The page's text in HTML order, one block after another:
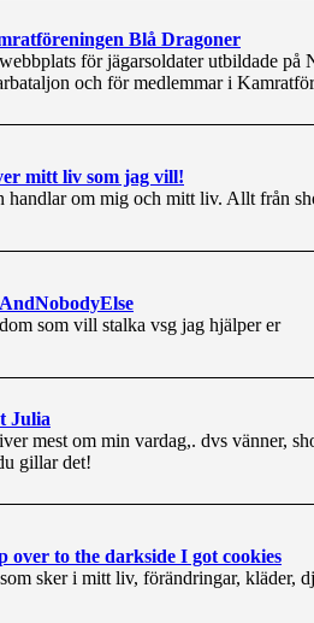
Blå Dragoner
för jägarsoldater utbildade på
och för medlemmar i
mitt liv som jag vill!
handlar om mig och mitt liv. Allt från
som vill stalka vsg jag hjälper er
Julia
mest om min vardag,. dvs vänner,
gillar det!
over to the darkside I got cookies
sker i mitt liv, förändringar, kläder,